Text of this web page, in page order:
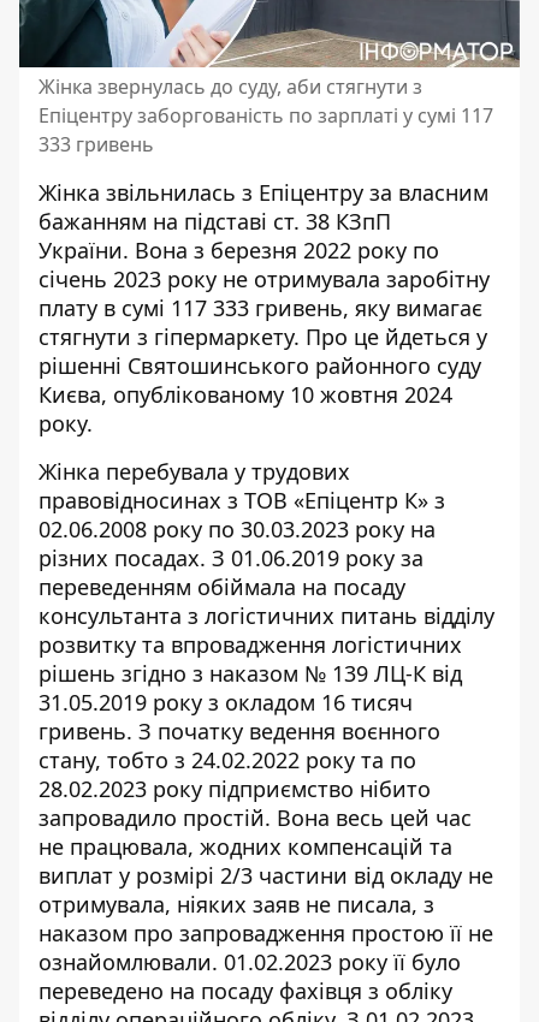
Жінка звернулась до суду, аби стягнути з
Епіцентру заборгованість по зарплаті у сумі 117
333 гривень
Жінка звільнилась з Епіцентру за власним
бажанням на підставі ст. 38 КЗпП
України. Вона з березня 2022 року по
січень 2023 року не отримувала заробітну
плату в сумі 117 333 гривень, яку вимагає
стягнути з гіпермаркету. Про це йдеться у
рішенні Святошинського районного суду
Києва, опублікованому 10 жовтня 2024
року.
Жінка перебувала у трудових
правовідносинах з ТОВ «Епіцентр К» з
02.06.2008 року по 30.03.2023 року на
різних посадах. З 01.06.2019 року за
переведенням обіймала на посаду
консультанта з логістичних питань відділу
розвитку та впровадження логістичних
рішень згідно з наказом № 139 ЛЦ-К від
31.05.2019 року з окладом 16 тисяч
гривень. З початку ведення воєнного
стану, тобто з 24.02.2022 року та по
28.02.2023 року підприємство нібито
запровадило простій. Вона весь цей час
не працювала, жодних компенсацій та
виплат у розмірі 2/3 частини від окладу не
отримувала, ніяких заяв не писала, з
наказом про запровадження простою її не
ознайомлювали. 01.02.2023 року її було
переведено на посаду фахівця з обліку